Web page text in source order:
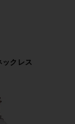
クレス
CONCHO ベルト